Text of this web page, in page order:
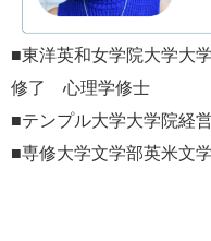
■東洋英和女学院大学大
修了 心理学修士
■テンプル大学大学院経
■専修大学文学部英米文